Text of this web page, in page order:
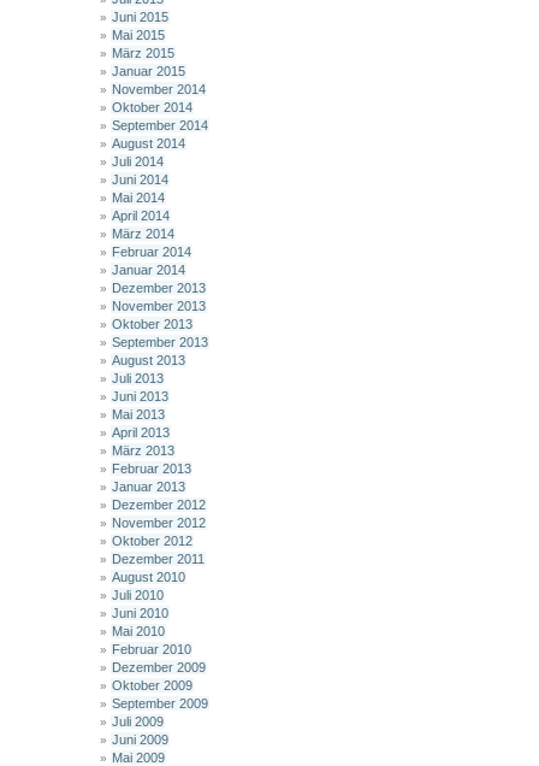
Juni 2015
Mai 2015
März 2015
Januar 2015
November 2014
Oktober 2014
September 2014
August 2014
Juli 2014
Juni 2014
Mai 2014
April 2014
März 2014
Februar 2014
Januar 2014
Dezember 2013
November 2013
Oktober 2013
September 2013
August 2013
Juli 2013
Juni 2013
Mai 2013
April 2013
März 2013
Februar 2013
Januar 2013
Dezember 2012
November 2012
Oktober 2012
Dezember 2011
August 2010
Juli 2010
Juni 2010
Mai 2010
Februar 2010
Dezember 2009
Oktober 2009
September 2009
Juli 2009
Juni 2009
Mai 2009